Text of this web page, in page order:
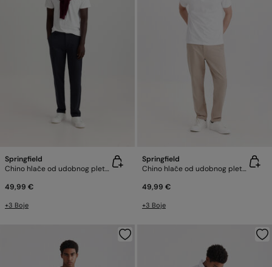
Springfield
Chino hlače od udobnog pletiva
49,99 €
+3 Boje
Springfield
Chino hlače od udobnog pletiva
49,99 €
+3 Boje